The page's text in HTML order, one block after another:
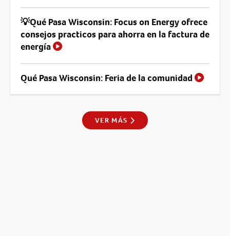
💡Qué Pasa Wisconsin: Focus on Energy ofrece
consejos practicos para ahorra en la factura de
energía
Qué Pasa Wisconsin: Feria de la comunidad
VER MÁS